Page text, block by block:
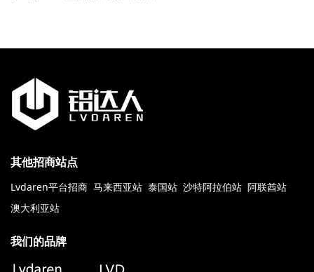
其他招商站点
Lvdaren平台招商 马来西亚站 泰国站 沙特阿拉伯站 阿联酋站
澳大利亚站
我们的品牌